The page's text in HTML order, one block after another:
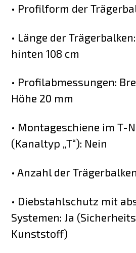
• Profilform der
• Länge der
hinten 108 cm
• Profilabmessungen:
Höhe 20 mm
• Montageschiene im T-
(Kanaltyp „T“): Nein
• Anzahl der
• Diebstahlschutz mit
Systemen: Ja
Kunststoff)